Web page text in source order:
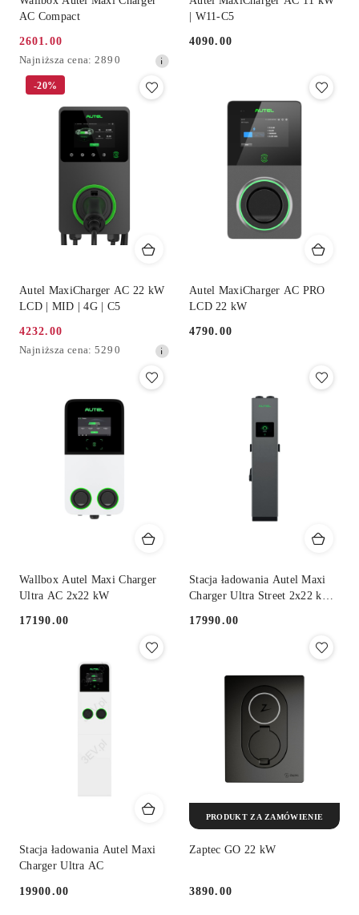
AC Compact
promocyjna:
2601.00
Najniższa
cena
Najniższa cena: 2890
| W11-C5
4090.00
Autel MaxiCharger AC 22 kW
LCD | MID | 4G | C5
Cena
promocyjna:
4232.00
Najniższa
Najniższa cena: 5290
-20%
Autel MaxiCharger AC PRO
LCD 22 kW
Cena:
4790.00
Wallbox Autel Maxi Charger
Ultra AC 2x22 kW
17190.00
Stacja ładowania Autel Maxi
Charger Ultra Street 2x22 kW
17990.00
Stacja ładowania Autel Maxi
Charger Ultra AC
Cena:
19900.00
Zaptec GO 22 kW
Cena:
3890.00
PRODUKT ZA ZAMÓWIENIE